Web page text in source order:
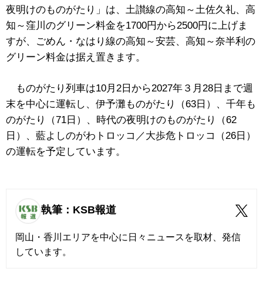
夜明けのものがたり」は、土讃線の高知～土佐久礼、高
知～窪川のグリーン料金を1700円から2500円に上げま
すが、ごめん・なはり線の高知～安芸、高知～奈半利の
グリーン料金は据え置きます。
ものがたり列車は10月2日から2027年３月28日まで週
末を中心に運転し、伊予灘ものがたり（63日）、千年も
のがたり（71日）、時代の夜明けのものがたり（62
日）、藍よしのがわトロッコ／大歩危トロッコ（26日）
の運転を予定しています。
執筆：KSB報道
岡山・香川エリアを中心に日々ニュースを取材、発信
しています。